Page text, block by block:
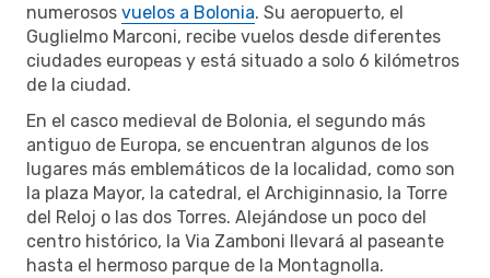
numerosos vuelos a Bolonia. Su aeropuerto, el
Guglielmo Marconi, recibe vuelos desde diferentes
ciudades europeas y está situado a solo 6 kilómetros
de la ciudad.
En el casco medieval de Bolonia, el segundo más
antiguo de Europa, se encuentran algunos de los
lugares más emblemáticos de la localidad, como son
la plaza Mayor, la catedral, el Archiginnasio, la Torre
del Reloj o las dos Torres. Alejándose un poco del
centro histórico, la Via Zamboni llevará al paseante
hasta el hermoso parque de la Montagnolla.